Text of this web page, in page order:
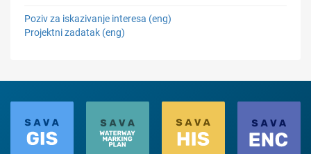
Poziv za iskazivanje interesa (eng)
Projektni zadatak (eng)